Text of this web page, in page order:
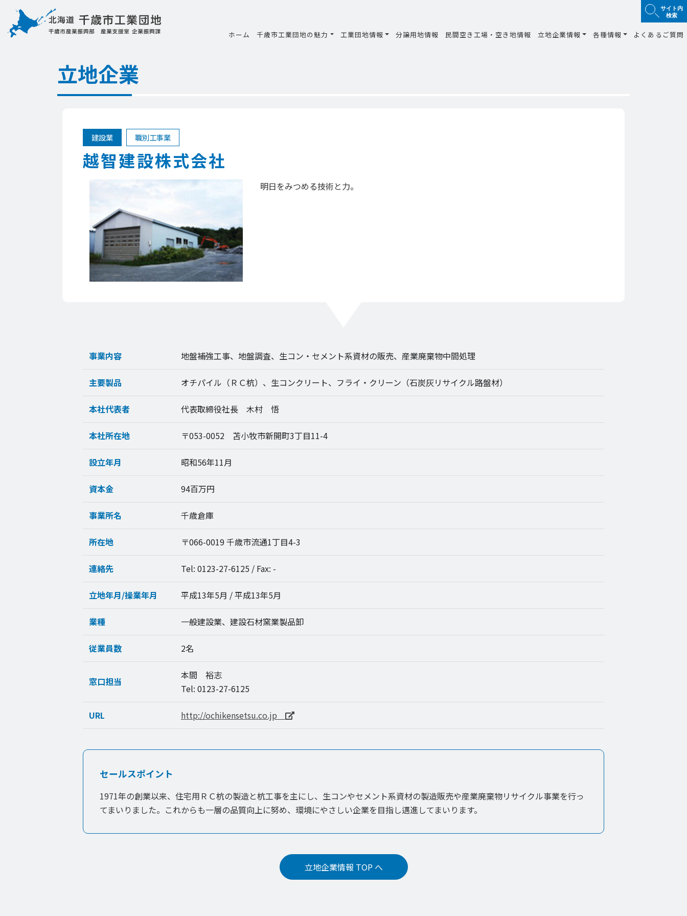
サイト内
検索
ホーム 千歳市工業団地の魅力 工業団地情報 分譲用地情報 民間空き工場・空き地情報 立地企業情報 各種情報 よくあるご質問
立地企業
建設業 職別工事業
越智建設株式会社
明日をみつめる技術と力。
事業内容 地盤補強工事、地盤調査、生コン・セメント系資材の販売、産業廃棄物中間処理
主要製品 オチパイル（ＲＣ杭）、生コンクリート、フライ・クリーン（石炭灰リサイクル路盤材）
本社代表者 代表取締役社長 木村 悟
本社所在地 〒053-0052 苫小牧市新開町3丁目11-4
設立年月 昭和56年11月
資本金 94百万円
事業所名 千歳倉庫
所在地 〒066-0019 千歳市流通1丁目4-3
連絡先 Tel: 0123-27-6125 / Fax: -
立地年月/操業年月 平成13年5月 / 平成13年5月
業種 一般建設業、建設石材窯業製品卸
従業員数 2名
窓口担当
本間 裕志
Tel: 0123-27-6125
URL http://ochikensetsu.co.jp
セールスポイント
1971年の創業以来、住宅用ＲＣ杭の製造と杭工事を主にし、生コンやセメント系資材の製造販売や産業廃棄物リサイクル事業を行っ
てまいりました。これからも一層の品質向上に努め、環境にやさしい企業を目指し邁進してまいります。
立地企業情報 TOP へ